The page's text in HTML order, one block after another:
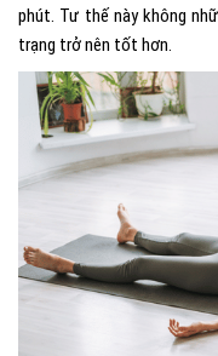
phút. Tư thế này không
trạng trở nên tốt hơn.